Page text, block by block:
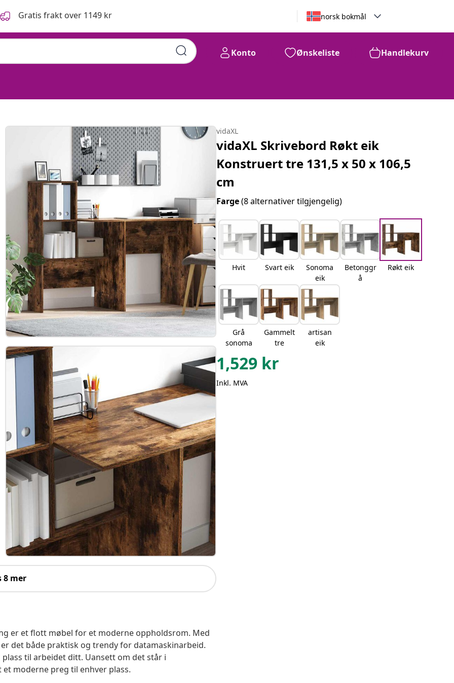
Gratis frakt over 1149 kr norsk bokmål
Konto Ønskeliste Handlekurv
8 mer
er et flott møbel for et moderne oppholdsrom. Med
det både praktisk og trendy for datamaskinarbeid.
til arbeidet ditt. Uansett om det står i
moderne preg til enhver plass.
vidaXL
vidaXL Skrivebord Røkt eik
Konstruert tre 131,5 x 50 x 106,5
cm
Farge(8 alternativer tilgjengelig)
Hvit Svart eik
Sonoma
eik
Betonggr
å
Røkt eik
Grå
sonoma
Gammelt
tre
artisan
eik
1,529 kr
Inkl. MVA